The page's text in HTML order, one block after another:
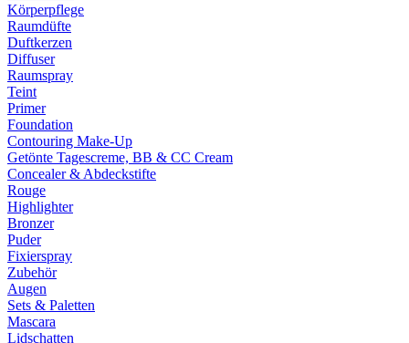
Körperpflege
Raumdüfte
Duftkerzen
Diffuser
Raumspray
Teint
Primer
Foundation
Contouring Make-Up
Getönte Tagescreme, BB & CC Cream
Concealer & Abdeckstifte
Rouge
Highlighter
Bronzer
Puder
Fixierspray
Zubehör
Augen
Sets & Paletten
Mascara
Lidschatten